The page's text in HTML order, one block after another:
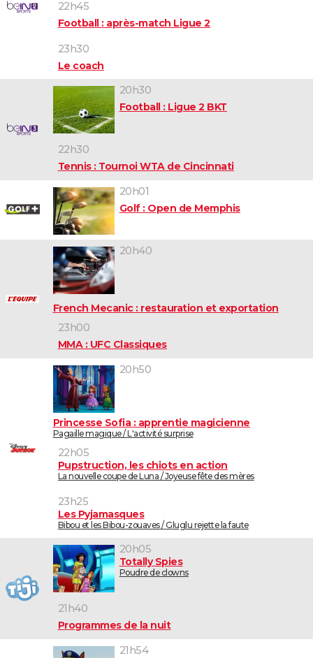
22h45
Football : après-match Ligue 2
23h30
Le coach
20h30
Football : Ligue 2 BKT
22h30
Tennis : Tournoi WTA de Cincinnati
20h01
Golf : Open de Memphis
20h40
French Mecanic : restauration et exportation
23h00
MMA : UFC Classiques
20h50
Princesse Sofia : apprentie magicienne
Pagaille magique / L'activité surprise
22h05
Pupstruction, les chiots en action
La nouvelle coupe de Luna / Joyeuse fête des mères
23h25
Les Pyjamasques
Bibou et les Bibou-zouaves / Gluglu rejette la faute
20h05
Totally Spies
Poudre de clowns
21h40
Programmes de la nuit
21h54